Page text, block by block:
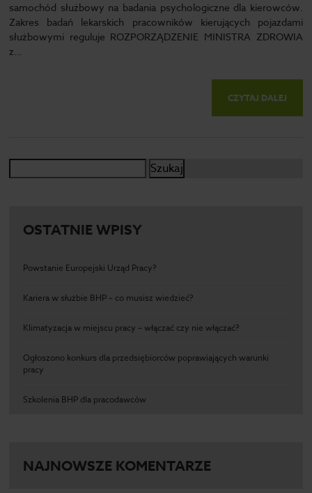
samochód służbowy na badania psychologiczne dla kierowców.
Zakres badań lekarskich pracowników kierujących pojazdami
służbowymi reguluje ROZPORZĄDZENIE MINISTRA ZDROWIA
z…
CZYTAJ DALEJ
OSTATNIE WPISY
Powstanie Europejski Urząd Pracy?
Kariera w służbie BHP – co musisz wiedzieć?
Klimatyzacja w miejscu pracy – włączać czy nie włączać?
Ogłoszono konkurs dla przedsiębiorców poprawiających warunki
pracy
Szkolenia BHP dla pracodawców
NAJNOWSZE KOMENTARZE